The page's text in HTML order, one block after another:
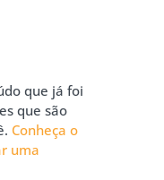
que já foi
que são
Conheça o
uma